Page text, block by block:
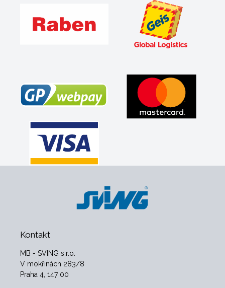
Kontakt
MB - SVING s.r.o.
V mokřinách 283/8
Praha 4, 147 00